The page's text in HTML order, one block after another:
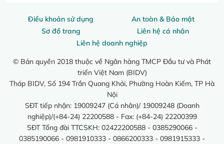
Điều khoản sử dụng
An toàn & Bảo mật
Sơ đồ trang
Liên hệ cá nhân
Liên hệ doanh nghiệp
© Bản quyền 2018 thuộc về Ngân hàng TMCP Đầu tư và Phát
triển Việt Nam (BIDV)
Tháp BIDV, Số 194 Trần Quang Khải, Phường Hoàn Kiếm, TP Hà
Nội
SĐT tiếp nhận: 19009247 (Cá nhân)/ 19009248 (Doanh
nghiệp)/(+84-24) 22200588 - Fax: (+84-24) 22200399
SĐT Tổng đài TTCSKH: 02422200588 - 0385290066 -
0385190066 - 0981910333 - 0866200333 - 0981915333 -